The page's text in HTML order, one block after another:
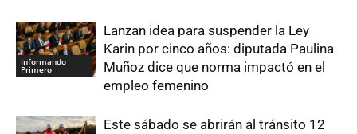
Informando
Primero
Lanzan idea para suspender la Ley
Karin por cinco años: diputada Paulina
Muñoz dice que norma impactó en el
empleo femenino
Este sábado se abrirán al tránsito 12